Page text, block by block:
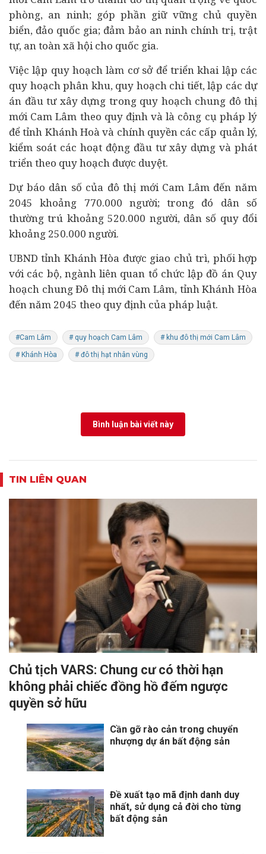
phòng, an ninh; góp phần giữ vững chủ quyền
biển, đảo quốc gia; đảm bảo an ninh chính trị, trật
tự, an toàn xã hội cho quốc gia.
Việc lập quy hoạch làm cơ sở để triển khai lập các
quy hoạch phân khu, quy hoạch chi tiết, lập các dự
án đầu tưxây dựng trong quy hoạch chung đô thị
mới Cam Lâm theo quy định và là công cụ pháp lý
để tỉnh Khánh Hoà và chính quyền các cấp quản lý,
kiểm soát các hoạt động đầu tư xây dựng và phát
triển theo quy hoạch được duyệt.
Dự báo dân số của đô thị mới Cam Lâm đến năm
2045 khoảng 770.000 người; trong đó dân số
thường trú khoảng 520.000 người, dân số quy đổi
khoảng 250.000 người.
UBND tỉnh Khánh Hòa được giao chủ trì, phối hợp
với các bộ, ngành liên quan tổ chức lập đồ án Quy
hoạch chung Đô thị mới Cam Lâm, tỉnh Khánh Hòa
đến năm 2045 theo quy định của pháp luật.
#Cam Lâm # quy hoạch Cam Lâm # khu đô thị mới Cam Lâm
# Khánh Hòa # đô thị hạt nhân vùng
Bình luận bài viết này
TIN LIÊN QUAN
Chủ tịch VARS: Chung cư có thời hạn
không phải chiếc đồng hồ đếm ngược
quyền sở hữu
Cần gỡ rào cản trong chuyển
nhượng dự án bất động sản
Đề xuất tạo mã định danh duy
nhất, sử dụng cả đời cho từng
bất động sản